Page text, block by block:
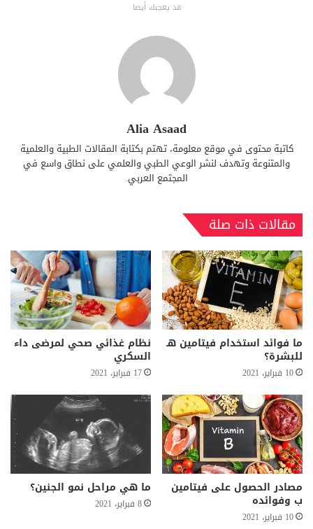
قد يعجبك أيضا
Alia Asaad
كاتبة محتوى في موقع معلومة، تهتم بكتابة المقالات الطبية والعلمية
والمتنوعة وتهدف لنشر الوعي الطبي والعلمي على نطاق واسع في
المجتمع العربي.
مقالات ذات صلة
ما فوائد استخدام فيتامين هـ
للبشرة؟
10 فبراير، 2021
نظام غذائي صحي لمرضى داء
السكري
17 فبراير، 2021
مصادر الحصول على فيتامين
ب وفوائده
10 فبراير، 2021
ما هي مراحل نمو الجنين؟
8 فبراير، 2021